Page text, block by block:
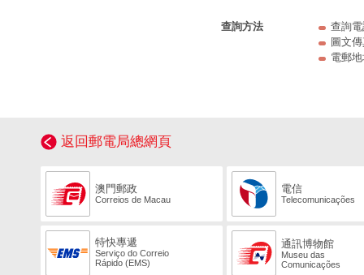
查詢方法
查詢
圖文
電郵
返回郵電局總網頁
澳門郵政
Correios de Macau
電信
Telecomunicações
特快專遞
Serviço do Correio
Rápido (EMS)
通訊博物館
Museu das
Comunicações